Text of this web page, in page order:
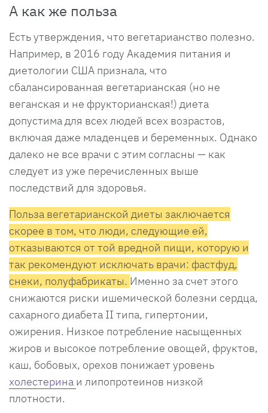
А как же польза
Есть утверждения, что вегетарианство полезно.
Например, в 2016 году Академия питания и
диетологии США признала, что
сбалансированная вегетарианская (но не
веганская и не фрукторианская!) диета
допустима для всех людей всех возрастов,
включая даже младенцев и беременных. Однако
далеко не все врачи с этим согласны — как
следует из уже перечисленных выше
последствий для здоровья.
Польза вегетарианской диеты заключается
скорее в том, что люди, следующие ей,
отказываются от той вредной пищи, которую и
так рекомендуют исключать врачи: фастфуд,
снеки, полуфабрикаты. Именно за счет этого
снижаются риски ишемической болезни сердца,
сахарного диабета II типа, гипертонии,
ожирения. Низкое потребление насыщенных
жиров и высокое потребление овощей, фруктов,
каш, бобовых, орехов понижает уровень
холестерина и липопротеинов низкой
плотности.